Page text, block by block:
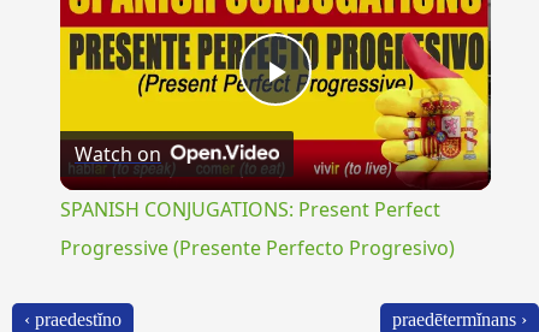
Play
Video
Watch on
SPANISH CONJUGATIONS: Present Perfect
Progressive (Presente Perfecto Progresivo)
‹ praedestĭno praedētermĭnans ›